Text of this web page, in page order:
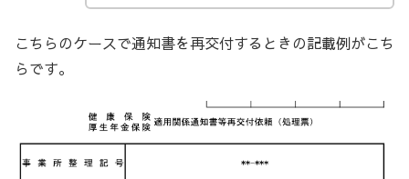
こちらのケースで通知書を再交付するときの記載例がこち
らです。